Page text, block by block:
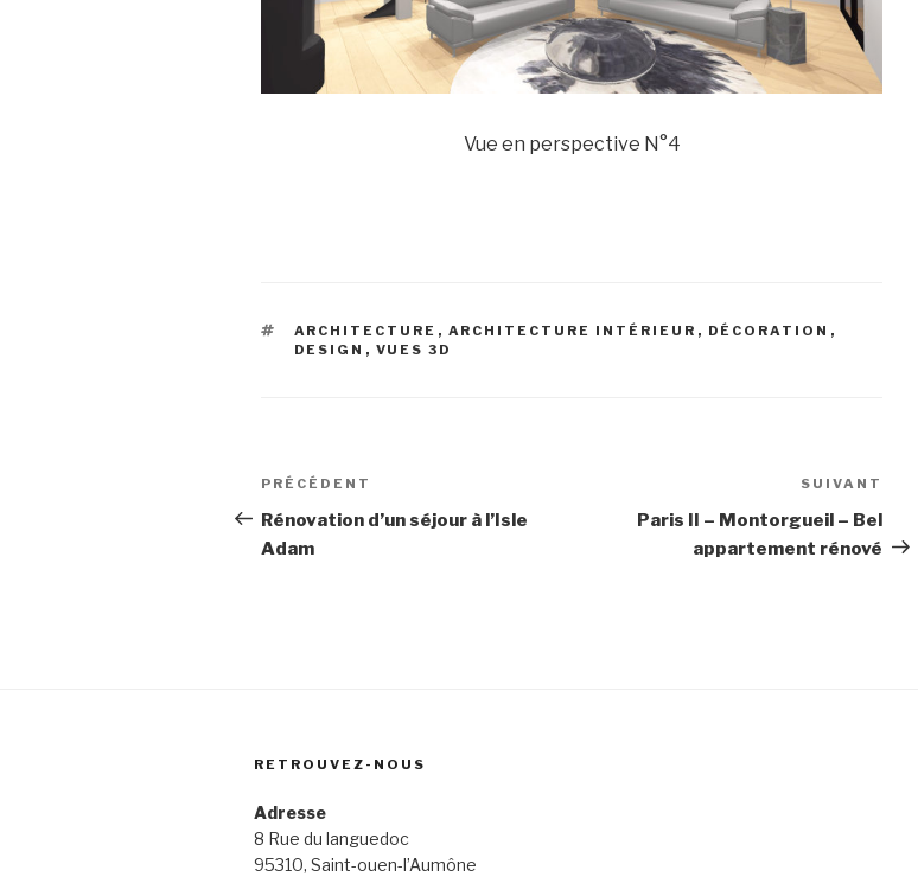
Vue en perspective N°4
ÉTIQUETTES
ARCHITECTURE , ARCHITECTURE INTÉRIEUR , DÉCORATION ,
DESIGN , VUES 3D
Navigation
de
l’article
Article
précédent
PRÉCÉDENT
Rénovation d’un séjour à l’Isle
Adam
SUIVANT
Paris II – Montorgueil – Bel
appartement rénové
RETROUVEZ-NOUS
Adresse
8 Rue du languedoc
95310, Saint-ouen-l’Aumône